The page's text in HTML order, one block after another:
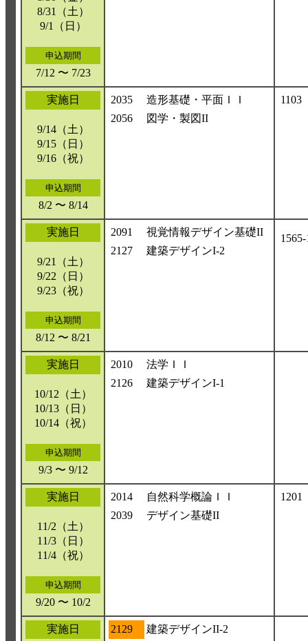
8/31（土）
9/1（日）
申込期間
7/12 〜 7/23
実施日
9/14（土）
9/15（日）
9/16（祝）
申込期間
8/2 〜 8/14
2035
造形基礎・平面ＩＩ
2056
図学・製図II
1103
実施日
9/21（土）
9/22（日）
9/23（祝）
申込期間
8/12 〜 8/21
2091
視覚情報デザイン基礎II
2127
建築デザインI-2
1565-
実施日
10/12（土）
10/13（日）
10/14（祝）
申込期間
9/3 〜 9/12
2010
法学ＩＩ
2126
建築デザインI-1
実施日
11/2（土）
11/3（日）
11/4（祝）
申込期間
9/20 〜 10/2
2014
自然科学概論ＩＩ
2039
デザイン基礎II
1201
実施日
2129 建築デザインII-2